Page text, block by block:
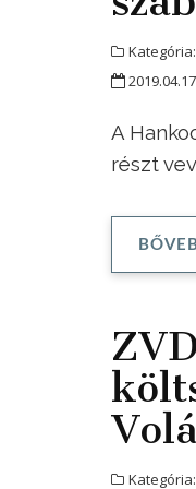
Kategória:
A
részt
Kategória: